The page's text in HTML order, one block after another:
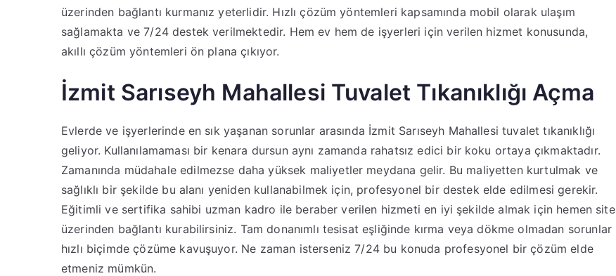
üzerinden bağlantı kurmanız yeterlidir. Hızlı çözüm yöntemleri kapsamında mobil olarak ulaşım
sağlamakta ve 7/24 destek verilmektedir. Hem ev hem de işyerleri için verilen hizmet konusunda,
akıllı çözüm yöntemleri ön plana çıkıyor.
İzmit Sarıseyh Mahallesi Tuvalet Tıkanıklığı Açma
Evlerde ve işyerlerinde en sık yaşanan sorunlar arasında İzmit Sarıseyh Mahallesi tuvalet tıkanıklığı
geliyor. Kullanılamaması bir kenara dursun aynı zamanda rahatsız edici bir koku ortaya çıkmaktadır.
Zamanında müdahale edilmezse daha yüksek maliyetler meydana gelir. Bu maliyetten kurtulmak ve
sağlıklı bir şekilde bu alanı yeniden kullanabilmek için, profesyonel bir destek elde edilmesi gerekir.
Eğitimli ve sertifika sahibi uzman kadro ile beraber verilen hizmeti en iyi şekilde almak için hemen site
üzerinden bağlantı kurabilirsiniz. Tam donanımlı tesisat eşliğinde kırma veya dökme olmadan sorunlar
hızlı biçimde çözüme kavuşuyor. Ne zaman isterseniz 7/24 bu konuda profesyonel bir çözüm elde
etmeniz mümkün.